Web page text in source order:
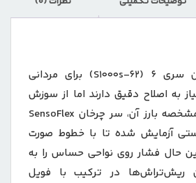
ریش‌تراش‌های براون سری 6 (62-S1000s) برای مردانی
به اصلاح دقیق دارند اما از سوزش
پوست رنج می‌برند. مشخصه بارز آن، سر چرخان SensoFlex
آزمایش شده تا با خطوط صورت
حال فشار روی نواحی حساس را به
ریش‌تراش‌ها در ترکیب با فویل